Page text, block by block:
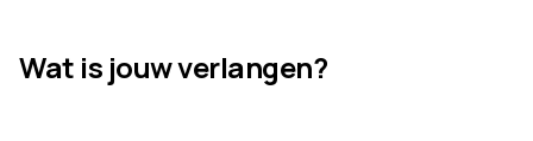
Wat is jouw verlangen?